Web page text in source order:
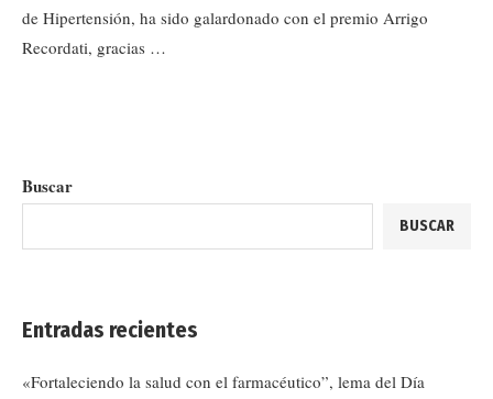
de Hipertensión, ha sido galardonado con el premio Arrigo
Recordati, gracias …
Buscar
BUSCAR
Entradas recientes
«Fortaleciendo la salud con el farmacéutico”, lema del Día